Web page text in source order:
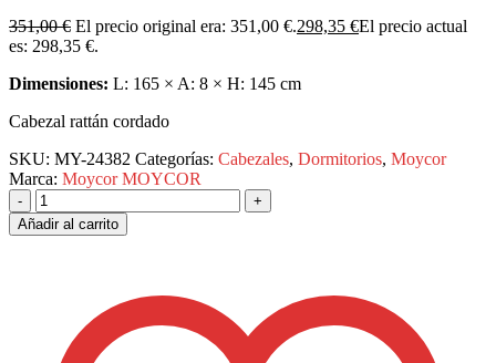
351,00€ El precio original era: 351,00 €.298,35 €El precio actual
es: 298,35 €.
Dimensiones: L: 165 × A: 8 × H: 145 cm
Cabezal rattán cordado
SKU: MY-24382 Categorías: Cabezales, Dormitorios, Moycor
Marca: Moycor MOYCOR
-
+
Añadir al carrito